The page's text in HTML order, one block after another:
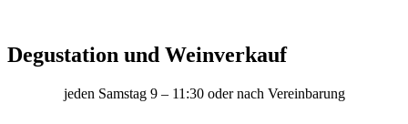
Degustation und Weinverkauf
jeden Samstag 9 – 11:30 oder nach Vereinbarung